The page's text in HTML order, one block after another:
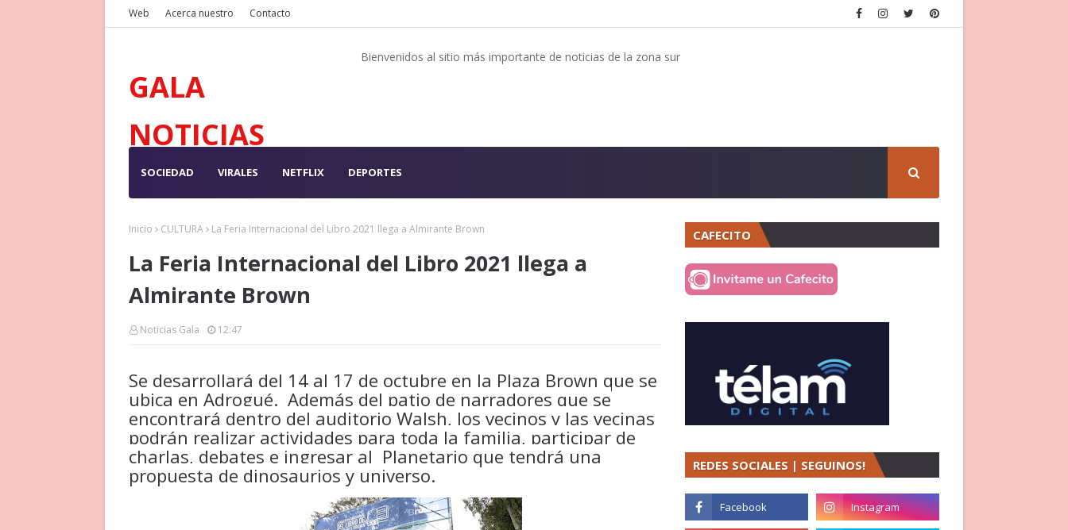
Web Acerca nuestro Contacto
GALA
NOTICIAS
Bienvenidos al sitio más importante de noticias de la zona sur
SOCIEDAD VIRALES NETFLIX DEPORTES
Inicio CULTURA La Feria Internacional del Libro 2021 llega a Almirante Brown
La Feria Internacional del Libro 2021 llega a
Almirante Brown
Noticias Gala 12:47
Se desarrollará del 14 al 17 de octubre en la Plaza Brown que se
ubica en Adrogué. Además del patio de narradores que se
encontrará dentro del auditorio Walsh, los vecinos y las vecinas
podrán realizar actividades para toda la familia, participar de
charlas, debates e ingresar al Planetario que tendrá una
propuesta de dinosaurios y universo.
CAFECITO
REDES SOCIALES | SEGUINOS!